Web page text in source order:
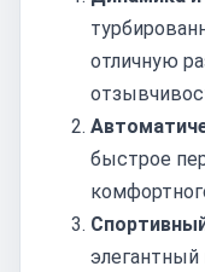
отличную
быстрое